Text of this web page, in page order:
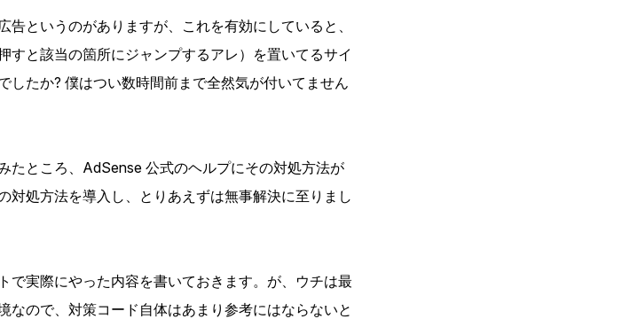
というのがありますが、これを有効にしていると、
と該当の箇所にジャンプするアレ）を置いてるサイ
したか? 僕はつい数時間前まで全然気が付いてません
たところ、AdSense 公式のヘルプにその対処方法が
対処方法を導入し、とりあえずは無事解決に至りまし
で実際にやった内容を書いておきます。が、ウチは最
ので、対策コード自体はあまり参考にはならないと